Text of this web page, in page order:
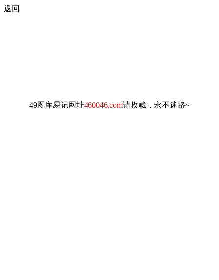
返回
49图库易记网址460046.com请收藏，永不迷路~